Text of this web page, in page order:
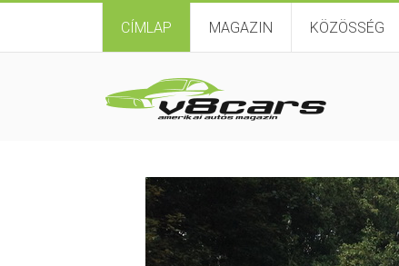
CÍMLAP MAGAZIN KÖZÖSSÉG